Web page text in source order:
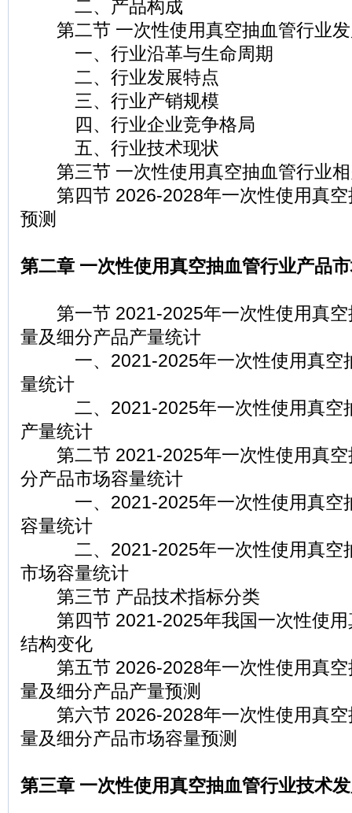
二、产品构成
第二节 一次性使用真空抽血管行业发
一、行业沿革与生命周期
二、行业发展特点
三、行业产销规模
四、行业企业竞争格局
五、行业技术现状
第三节 一次性使用真空抽血管行业相
第四节 2026-2028年一次性使用真空
预测
第二章 一次性使用真空抽血管行业产品
第一节 2021-2025年一次性使用真空
量及细分产品产量统计
一、2021-2025年一次性使用真空
量统计
二、2021-2025年一次性使用真空
产量统计
第二节 2021-2025年一次性使用真空
分产品市场容量统计
一、2021-2025年一次性使用真空
容量统计
二、2021-2025年一次性使用真空
市场容量统计
第三节 产品技术指标分类
第四节 2021-2025年我国一次性使用
结构变化
第五节 2026-2028年一次性使用真空
量及细分产品产量预测
第六节 2026-2028年一次性使用真空
量及细分产品市场容量预测
第三章 一次性使用真空抽血管行业技术